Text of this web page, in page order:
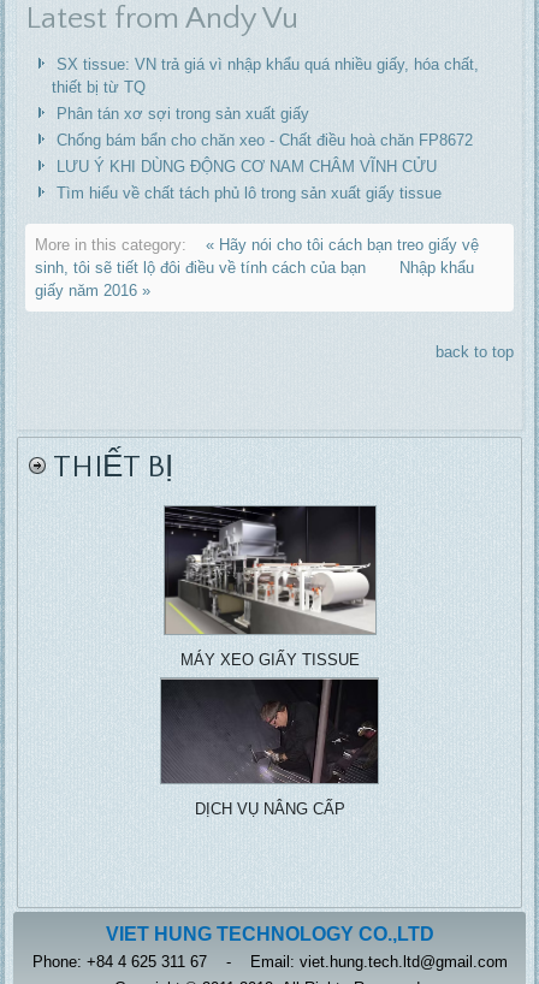
Latest from Andy Vu
SX tissue: VN trả giá vì nhập khẩu quá nhiều giấy, hóa chất,
thiết bị từ TQ
Phân tán xơ sợi trong sản xuất giấy
Chống bám bẩn cho chăn xeo - Chất điều hoà chăn FP8672
LƯU Ý KHI DÙNG ĐỘNG CƠ NAM CHÂM VĨNH CỬU
Tìm hiểu về chất tách phủ lô trong sản xuất giấy tissue
More in this category:
« Hãy nói cho tôi cách bạn treo giấy vệ
sinh, tôi sẽ tiết lộ đôi điều về tính cách của bạn
Nhập khẩu
giấy năm 2016 »
back to top
THIẾT BỊ
MÁY XEO GIẤY TISSUE
DỊCH VỤ NÂNG CẤP
VIET HUNG TECHNOLOGY CO.,LTD
Phone: +84 4 625 311 67 - Email: viet.hung.tech.ltd@gmail.com